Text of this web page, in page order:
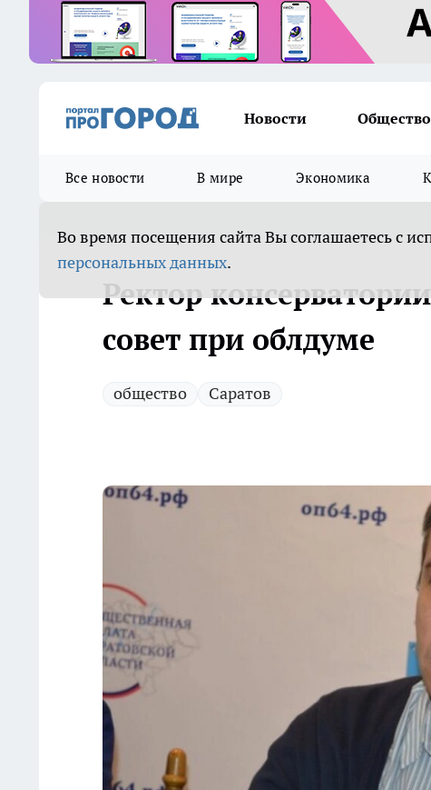
Новости Общество
Все новости В мире Экономика
Во время посещения сайта Вы соглашаетесь с
персональных данных.
Ректор
совет при облдуме
общество Саратов